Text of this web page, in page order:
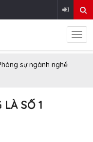
sự ngành nghề
SỐ 1